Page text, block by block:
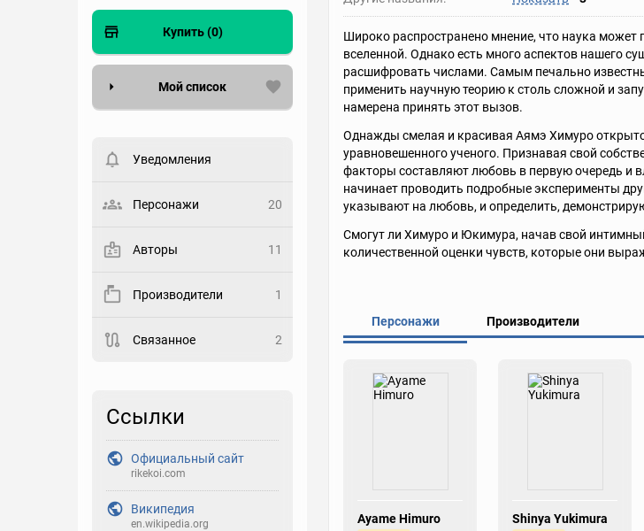
Купить (0)
Мой список
пользователи. Хотите
Статус
Закладка
Выберите рейтинг
Уведомления
Персонажи 20
Авторы 11
Производители 1
Связанное 2
Ссылки
Официальный сайт
rikekoi.com
Википедия
en.wikipedia.org
Широко распространено мнение, что наука
вселенной. Однако есть много аспектов нашего
расшифровать числами. Самым печально
применить научную теорию к столь сложной и
намерена принять этот вызов.
Однажды смелая и красивая Аямэ Химуро
уравновешенного ученого. Признавая свой
факторы составляют любовь в первую очередь и
начинает проводить подробные эксперименты
указывают на любовь, и определить,
Смогут ли Химуро и Юкимура, начав свой
количественной оценки чувств, которые они
Персонажи Производители
Ayame Himuro Shinya Yukimura